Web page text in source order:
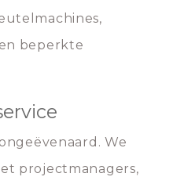
beperkte
We
projectmanagers,